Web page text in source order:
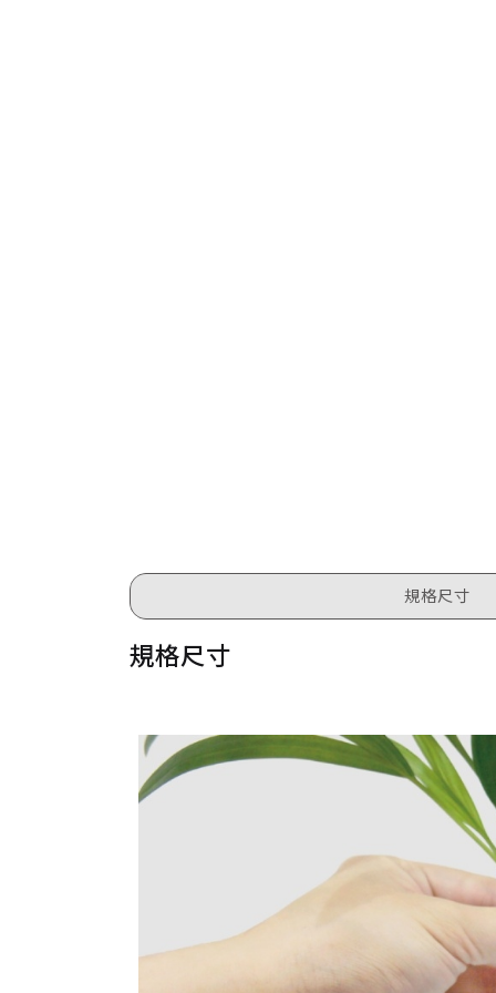
規格尺寸
規格尺寸